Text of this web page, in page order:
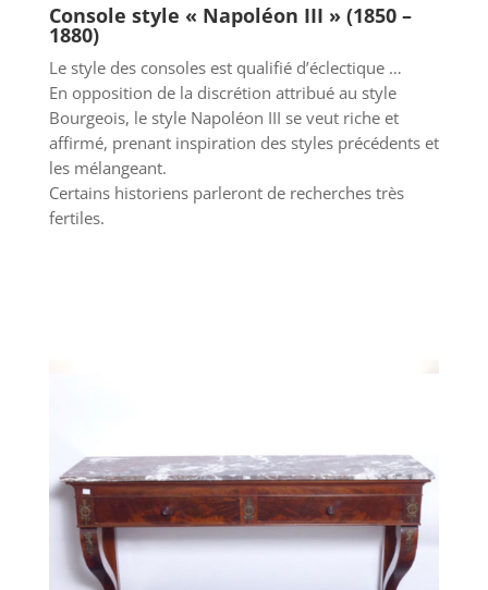
Console style « Napoléon III » (1850 –
1880)
Le style des consoles est qualifié d’éclectique …
En opposition de la discrétion attribué au style
Bourgeois, le style Napoléon III se veut riche et
affirmé, prenant inspiration des styles précédents et
les mélangeant.
Certains historiens parleront de recherches très
fertiles.